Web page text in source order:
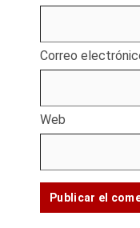
Correo
Web